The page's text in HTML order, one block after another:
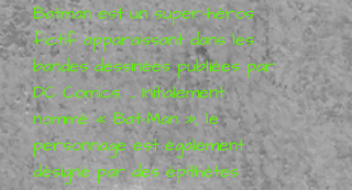
Batman est un super-héros
fictif apparaissant dans les
bandes dessinées publiées par
DC Comics. ... Initialement
nommé « Bat-Man », le
personnage est également
désigné par des épithètes